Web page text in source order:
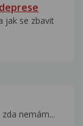
jak se zbavit
nemám...